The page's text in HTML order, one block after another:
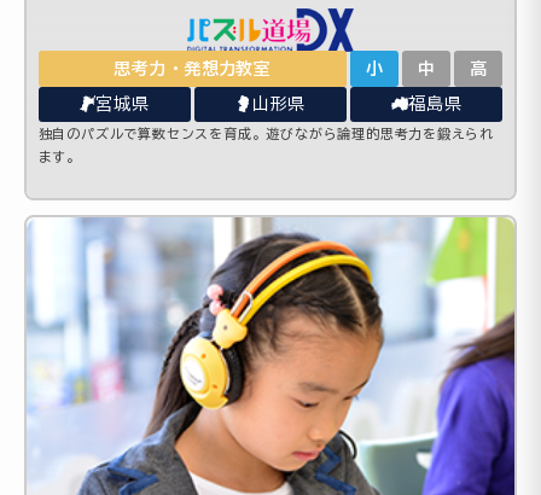
思考力・発想力教室 小 中 高
宮城県 山形県 福島県
独自のパズルで算数センスを育成。遊びながら論理的思考力を鍛えられ
ます。